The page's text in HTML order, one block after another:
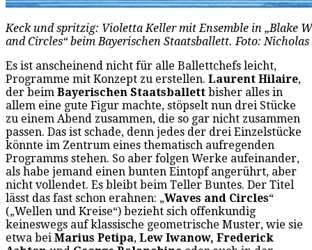
Keck und spritzig: Violetta Keller mit Ensemble in „Blake
and Circles“ beim Bayerischen Staatsballett. Foto:
Es ist anscheinend nicht für alle Ballettchefs leicht,
Programme mit Konzept zu erstellen. Laurent Hilaire,
der beim Bayerischen Staatsballett bisher alles in
allem eine gute Figur machte, stöpselt nun drei Stücke
zu einem Abend zusammen, die so gar nicht zusammen
passen. Das ist schade, denn jedes der drei Einzelstücke
könnte im Zentrum eines thematisch aufregenden
Programms stehen. So aber folgen Werke aufeinander,
als habe jemand einen bunten Eintopf angerührt, aber
nicht vollendet. Es bleibt beim Teller Buntes. Der Titel
lässt das fast schon erahnen: „Waves and Circles“
(„Wellen und Kreise“) bezieht sich offenkundig
keineswegs auf klassische geometrische Muster, wie sie
etwa bei Marius Petipa, Lew Iwanow, Frederick